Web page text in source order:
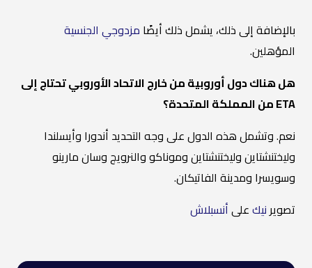
بالإضافة إلى ذلك، يشمل ذلك أيضًا مزدوجي الجنسية
المؤهلين.
هل هناك دول أوروبية من خارج الاتحاد الأوروبي تحتاج إلى
ETA من المملكة المتحدة؟
نعم. وتشمل هذه الدول على وجه التحديد أندورا وأيسلندا
وليختنشتاين وليختنشتاين وموناكو والنرويج وسان مارينو
وسويسرا ومدينة الفاتيكان.
تصويرنيكعلىأنسبلاش